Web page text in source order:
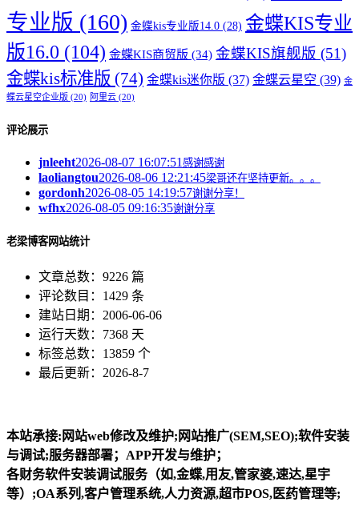
专业版 (160) 金蝶kis专业版14.0 (28) 金蝶KIS专业
版16.0 (104) 金蝶KIS商贸版 (34) 金蝶KIS旗舰版 (51)
金蝶kis标准版 (74) 金蝶kis迷你版 (37) 金蝶云星空 (39) 金
蝶云星空企业版 (20) 阿里云 (20)
评论展示
jnleeht2026-08-07 16:07:51 感谢感谢
laoliangtou2026-08-06 12:21:45梁哥还在坚持更新。。。
gordonh2026-08-05 14:19:57谢谢分享！
wfhx2026-08-05 09:16:35谢谢分享
老梁博客网站统计
文章总数：9226 篇
评论数目：1429 条
建站日期：2006-06-06
运行天数：7368 天
标签总数：13859 个
最后更新：2026-8-7
本站承接:网站web修改及维护;网站推广(SEM,SEO);软件安装
与调试;服务器部署；APP开发与维护；
各财务软件安装调试服务（如,金蝶,用友,管家婆,速达,星宇
等）;OA系列,客户管理系统,人力资源,超市POS,医药管理等;